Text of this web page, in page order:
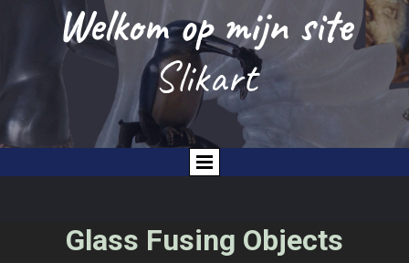
Welkom op mijn site
Slikart
P
Glass Fusing Objects